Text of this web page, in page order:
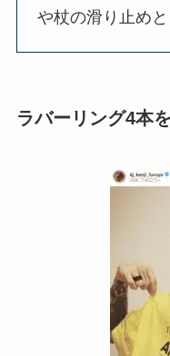
や杖の滑り止め
ラバーリング4本